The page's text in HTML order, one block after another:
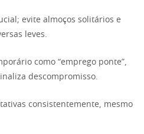
evite almoços solitários e
leves.
como “emprego ponte”,
descompromisso.
consistentemente, mesmo